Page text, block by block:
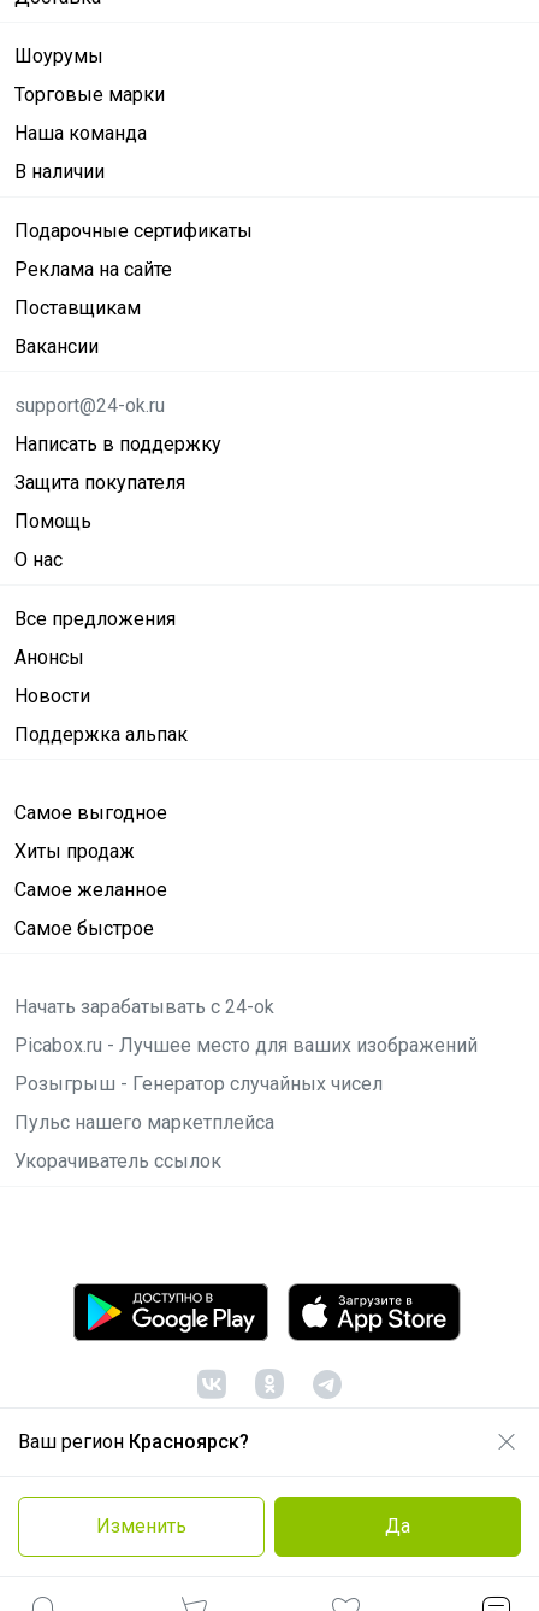
Ваш регион Красноярск?
Изменить Да
Шоурумы
Торговые марки
Наша команда
В наличии
Подарочные сертификаты
Реклама на сайте
Поставщикам
Вакансии
support@24-ok.ru
Написать в поддержку
Защита покупателя
Помощь
О нас
Все предложения
Анонсы
Новости
Поддержка альпак
Самое выгодное
Хиты продаж
Самое желанное
Самое быстрое
Начать зарабатывать с 24-ok
Picabox.ru - Лучшее место для ваших изображений
Розыгрыш - Генератор случайных чисел
Пульс нашего маркетплейса
Укорачиватель ссылок
© ООО "Лявита", ОГРН 1122468054070, 2012 -2026
Политика конфиденциальности
Cоглашение пользователя